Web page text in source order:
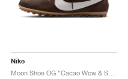
Nike
Moon Shoe OG "Cacao Wow & Sail"